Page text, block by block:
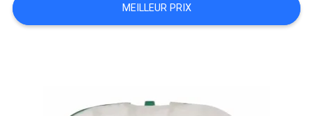
CONTACTEZ-
MEILLEUR PRIX